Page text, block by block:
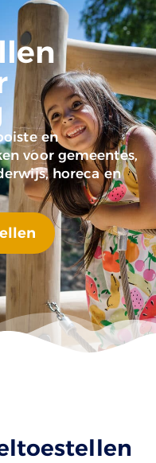
en
voor gemeentes,
horeca en